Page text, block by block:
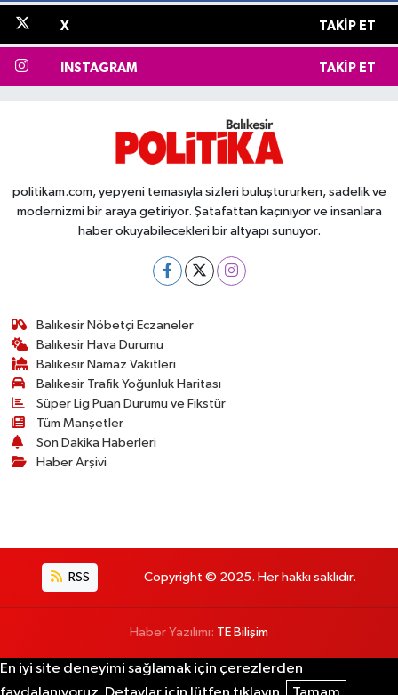
X TAKIP ET
INSTAGRAM TAKIP ET
politikam.com, yepyeni temasıyla sizleri buluştururken, sadelik ve
modernizmi bir araya getiriyor. Şatafattan kaçınıyor ve insanlara
haber okuyabilecekleri bir altyapı sunuyor.
Balıkesir Nöbetçi Eczaneler
Balıkesir Hava Durumu
Balıkesir Namaz Vakitleri
Balıkesir Trafik Yoğunluk Haritası
Süper Lig Puan Durumu ve Fikstür
Tüm Manşetler
Son Dakika Haberleri
Haber Arşivi
RSS Copyright © 2025. Her hakkı saklıdır.
Haber Yazılımı: TE Bilişim
En iyi site deneyimi sağlamak için çerezlerden